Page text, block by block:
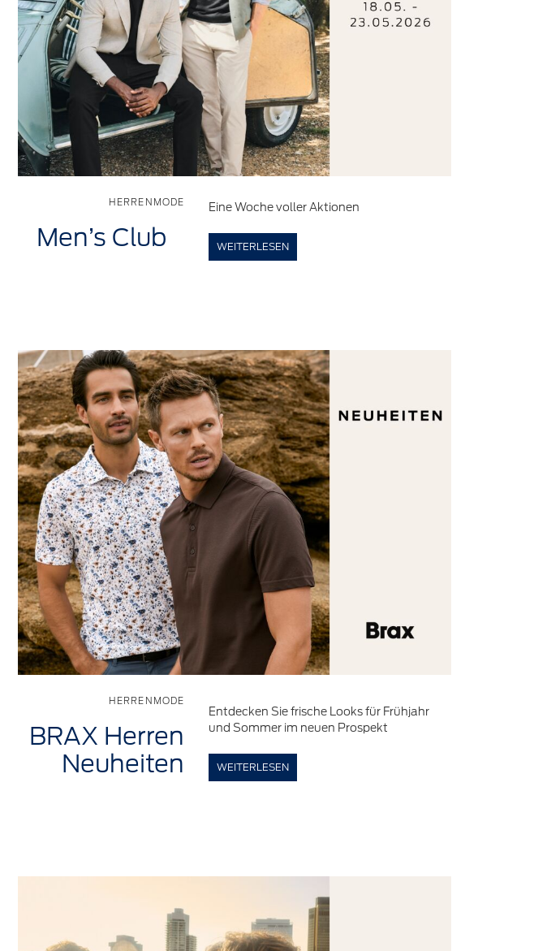
HERRENMODE
Men’s Club
Eine Woche voller Aktionen
WEITERLESEN
HERRENMODE
BRAX Herren
Neuheiten
Entdecken Sie frische Looks für Frühjahr
und Sommer im neuen Prospekt
WEITERLESEN